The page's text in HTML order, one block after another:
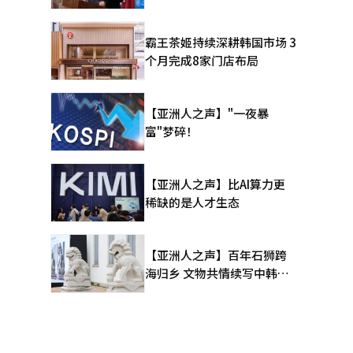
霸王茶姬持续深耕韩国市场 3
个月完成8家门店布局
【亚洲人之声】"一夜暴
富"梦碎！
【亚洲人之声】比AI算力更
稀缺的是人才生态
【亚洲人之声】百年石狮跨
海归乡 文物共情续写中韩人